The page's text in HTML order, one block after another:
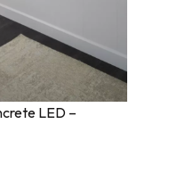
LED –